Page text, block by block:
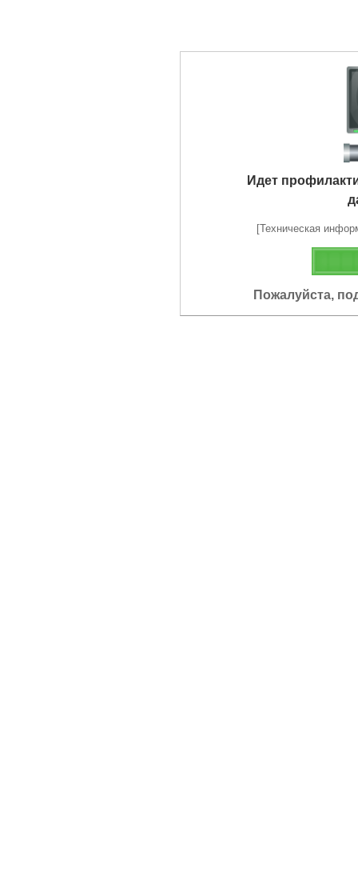
Идет
[Техническая
Пожалуйста,